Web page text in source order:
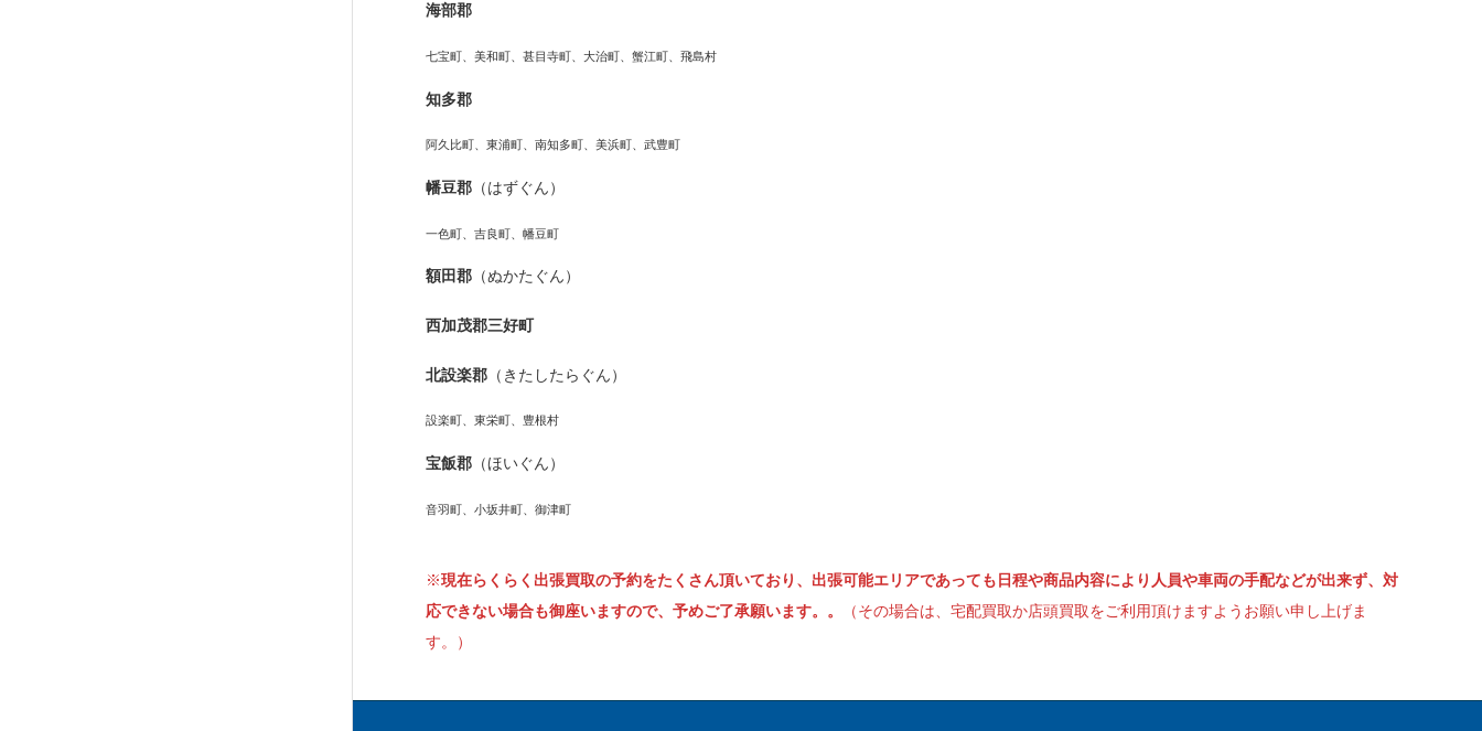
海部郡
七宝町、美和町、甚目寺町、大治町、蟹江町、飛島村
知多郡
阿久比町、東浦町、南知多町、美浜町、武豊町
幡豆郡 （はずぐん）
一色町、吉良町、幡豆町
額田郡 （ぬかたぐん）
西加茂郡三好町
北設楽郡 （きたしたらぐん）
設楽町、東栄町、豊根村
宝飯郡 （ほいぐん）
音羽町、小坂井町、御津町
※現在らくらく出張買取の予約をたくさん頂いており、出張可能エリアであっても日程や商品内容により人員や車両の手配などが出来ず、対
応できない場合も御座いますので、予めご了承願います。。
（その場合は、宅配買取か店頭買取をご利用頂けますようお願い申し上げま
す。）